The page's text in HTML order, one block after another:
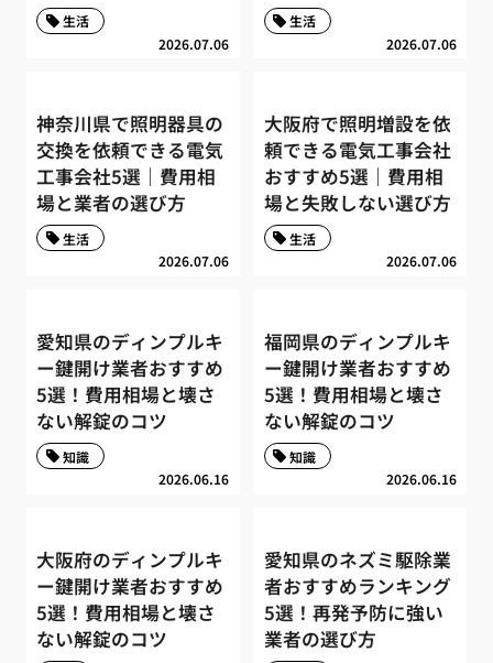
2026.07.06
生活
2026.07.06
生活
神奈川県で照明器具の
交換を依頼できる電気
工事会社5選｜費用相
場と業者の選び方
2026.07.06
生活
大阪府で照明増設を依
頼できる電気工事会社
おすすめ5選｜費用相
場と失敗しない選び方
2026.07.06
生活
愛知県のディンプルキ
ー鍵開け業者おすすめ
5選！費用相場と壊さ
ない解錠のコツ
2026.06.16
知識
福岡県のディンプルキ
ー鍵開け業者おすすめ
5選！費用相場と壊さ
ない解錠のコツ
2026.06.16
知識
大阪府のディンプルキ
ー鍵開け業者おすすめ
5選！費用相場と壊さ
ない解錠のコツ
愛知県のネズミ駆除業
者おすすめランキング
5選！再発予防に強い
業者の選び方